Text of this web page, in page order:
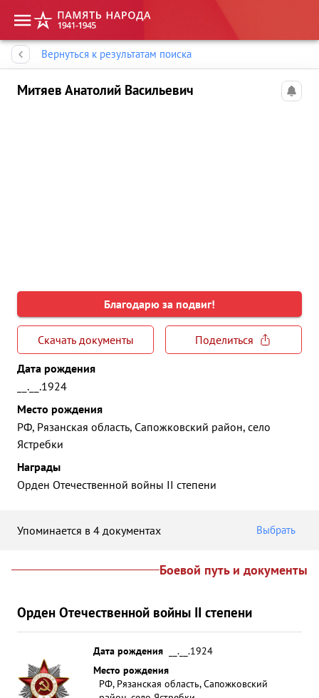
Вернуться к результатам поиска
Митяев Анатолий Васильевич
Благодарю за подвиг!
Скачать документы
Поделиться
Дата рождения
__.__.1924
Место рождения
РФ, Рязанская область, Сапожковский район, село
Ястребки
Награды
Орден Отечественной войны II степени
Упоминается в 4 документах Выбрать
Боевой путь и документы
Орден Отечественной войны II степени
Дата рождения
__.__.1924
Место рождения
РФ, Рязанская область, Сапожковский
Память народа